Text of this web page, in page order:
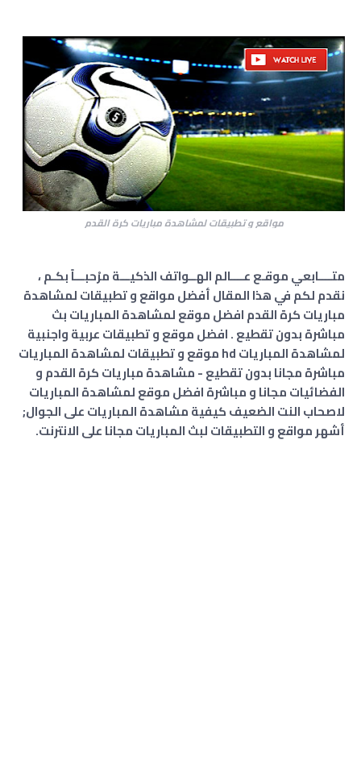
مواقع و تطبيقات لمشاهدة مباريات كرة القدم
متــــابعي موقـع عــــالم الهــواتف الذكيـــة مرْحبـــاً بكـم ،
نقدم لكم في هذا المقال أفضل مواقع و تطبيقات لمشاهدة
مباريات كرة القدم افضل موقع لمشاهدة المباريات بث
مباشرة بدون تقطيع . افضل موقع و تطبيقات عربية واجنبية
لمشاهدة المباريات hd موقع و تطبيقات لمشاهدة المباريات
مباشرة مجانا بدون تقطيع - مشاهدة مباريات كرة القدم و
الفضائيات مجانا و مباشرة افضل موقع لمشاهدة المباريات
لاصحاب النت الضعيف كيفية مشاهدة المباريات على الجوال;
أشهر مواقع و التطبيقات لبث المباريات مجانا على الانترنت.